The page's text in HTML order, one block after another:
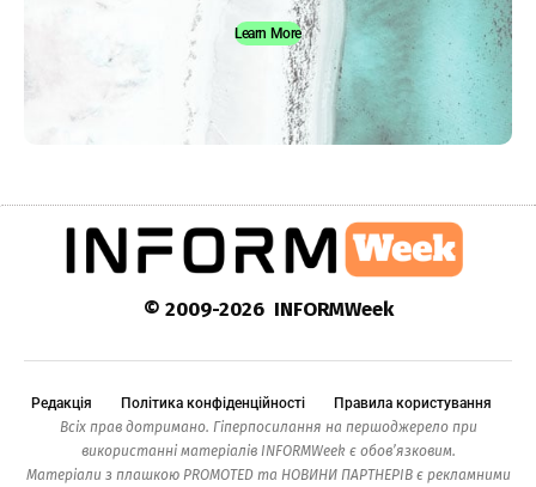
Learn More
© 2009-2026 INFORMWeek
Редакція Політика конфіденційності
Правила користування
Всіх прав дотримано. Гіперпосилання на першоджерело при
використанні матеріалів INFORMWeek є обов’язковим.
Матеріали з плашкою PROMOTED та НОВИНИ ПАРТНЕРІВ є рекламними